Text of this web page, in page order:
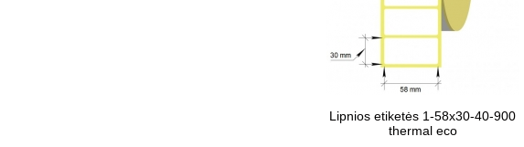
Lipnios etiketės 1-58x30-40-900
thermal eco